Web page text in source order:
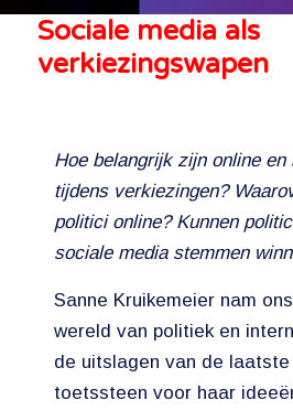
Sociale media als
verkiezingswapen
Hoe belangrijk zijn online en
tijdens verkiezingen?
politici online? Kunnen
sociale media stemmen
Sanne Kruikemeier nam
wereld van politiek en
de uitslagen van de
toetssteen voor haar